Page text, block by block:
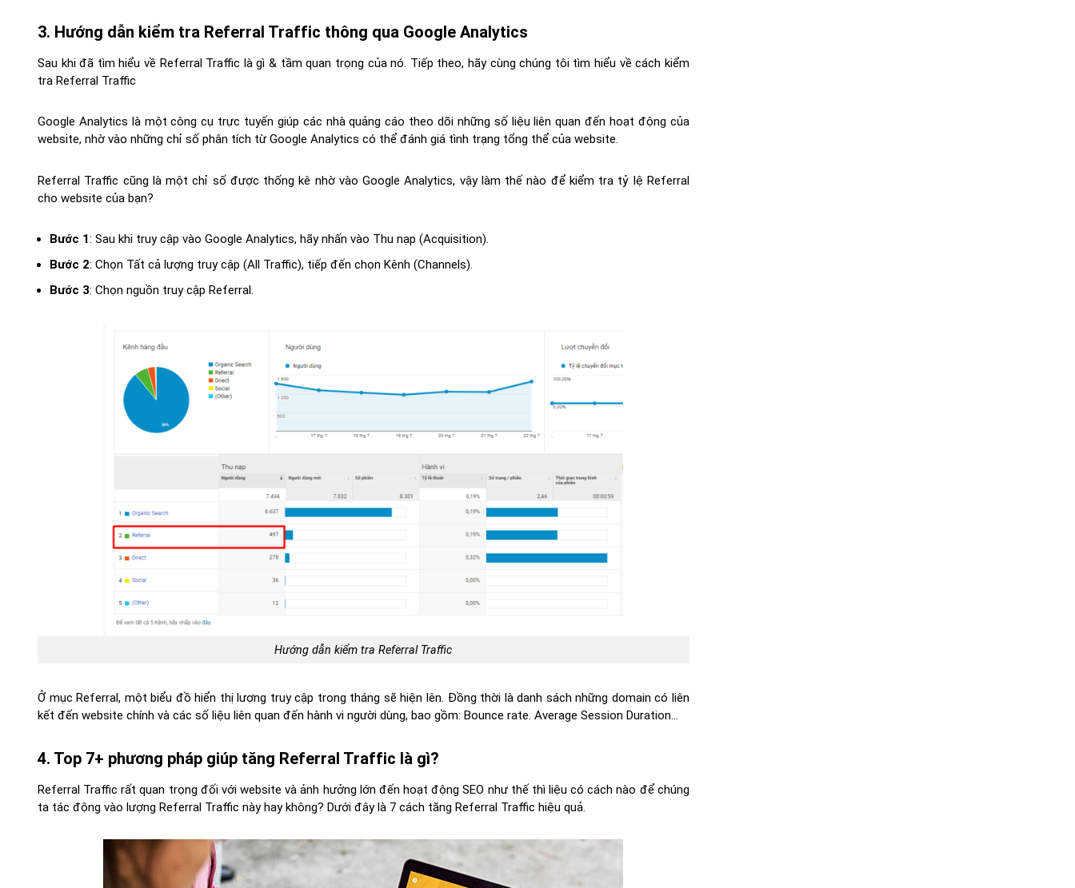
3. Hướng dẫn kiểm tra Referral Traffic thông qua Google Analytics
Sau khi đã tìm hiểu về Referral Traffic là gì & tầm quan trọng của nó. Tiếp theo, hãy cùng chúng tôi tìm hiểu về cách kiểm
tra Referral Traffic
Google Analytics là một công cụ trực tuyến giúp các nhà quảng cáo theo dõi những số liệu liên quan đến hoạt động của
website, nhờ vào những chỉ số phân tích từ Google Analytics có thể đánh giá tình trạng tổng thể của website.
Referral Traffic cũng là một chỉ số được thống kê nhờ vào Google Analytics, vậy làm thế nào để kiểm tra tỷ lệ Referral
cho website của bạn?
Bước 1: Sau khi truy cập vào Google Analytics, hãy nhấn vào Thu nạp (Acquisition).
Bước 2: Chọn Tất cả lượng truy cập (All Traffic), tiếp đến chọn Kênh (Channels).
Bước 3: Chọn nguồn truy cập Referral.
Hướng dẫn kiểm tra Referral Traffic
Ở mục Referral, một biểu đồ hiển thị lượng truy cập trong tháng sẽ hiện lên. Đồng thời là danh sách những domain có liên
kết đến website chính và các số liệu liên quan đến hành vi người dùng, bao gồm: Bounce rate. Average Session Duration…
4. Top 7+ phương pháp giúp tăng Referral Traffic là gì?
Referral Traffic rất quan trọng đối với website và ảnh hưởng lớn đến hoạt động SEO như thế thì liệu có cách nào để chúng
ta tác động vào lượng Referral Traffic này hay không? Dưới đây là 7 cách tăng Referral Traffic hiệu quả.